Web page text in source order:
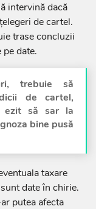
intervină dacă
de cartel.
trase concluzii
date.
trebuie să
de cartel,
ezit să sar la
bine pusă
taxare
date în chirie.
putea afecta